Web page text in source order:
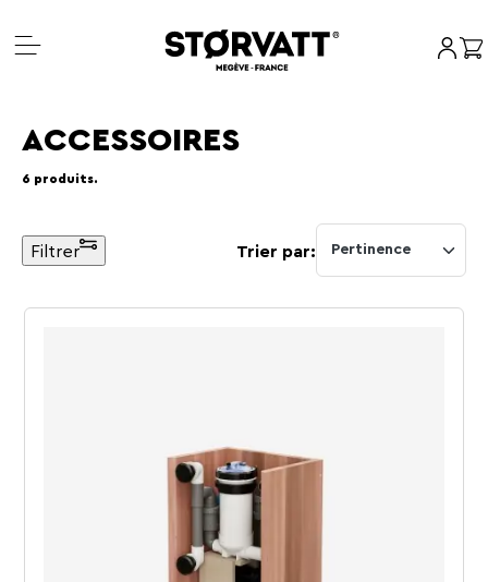
contenu
Mon
ACCESSOIRES
6 produits.
Filtrer Trier par: Pertinence